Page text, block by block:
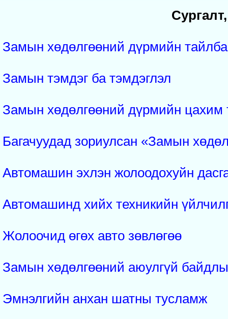
Замын хөдөлгөөний дүрмийн
Замын тэмдэг ба тэмдэглэл
Замын хөдөлгөөний дүрмийн цахим
Багачуудад зориулсан «Замын
Автомашин эхлэн жолоодохуйн
Автомашинд хийх техникийн
Жолоочид өгөх авто зөвлөгөө
Замын хөдөлгөөний аюулгүй
Эмнэлгийн анхан шатны тусламж